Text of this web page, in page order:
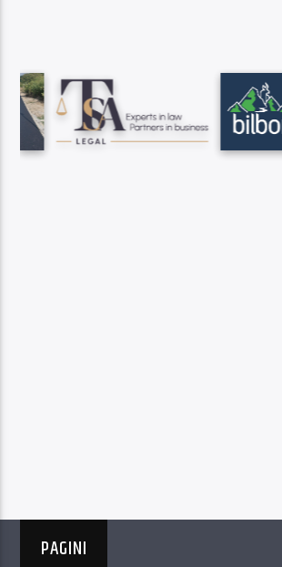
PAGINI